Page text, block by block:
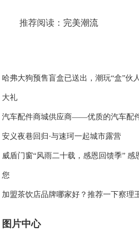
推荐阅读： 完美潮流
哈弗大狗预售盲盒已送出，潮玩“盒”伙
大礼
汽车配件商城供应商——优质的汽车配
安义夜巷回归·与速珂一起城市露营
威盾门窗“风雨二十载，感恩回馈季” 感
您
加盟茶饮店品牌哪家好？推荐一下察理
图片中心